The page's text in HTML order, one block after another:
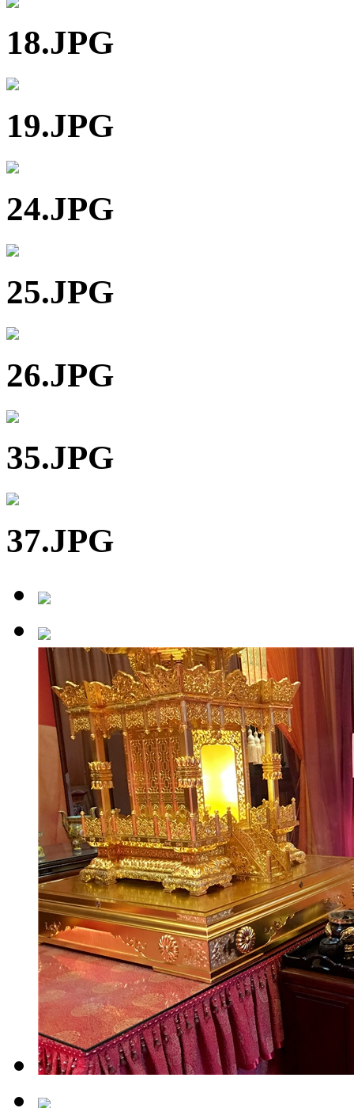
18.JPG
19.JPG
24.JPG
25.JPG
26.JPG
35.JPG
37.JPG